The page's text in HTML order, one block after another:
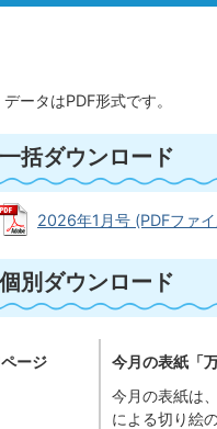
データはPDF形式です。
一括ダウンロード
2026年1月号 (PDFファ
個別ダウンロード
ージ
今月の表紙「
今月の表紙は
による切り絵